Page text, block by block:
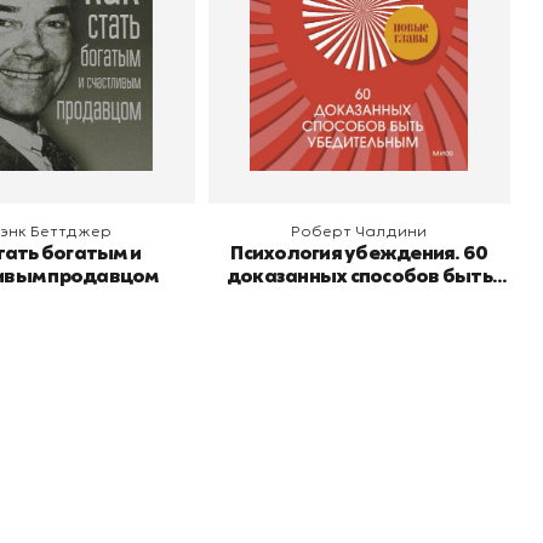
Беттджер
богатым и
продавцом
В корзину
Роберт Чалдини
Психология убеждения. 60
доказанных способов быть